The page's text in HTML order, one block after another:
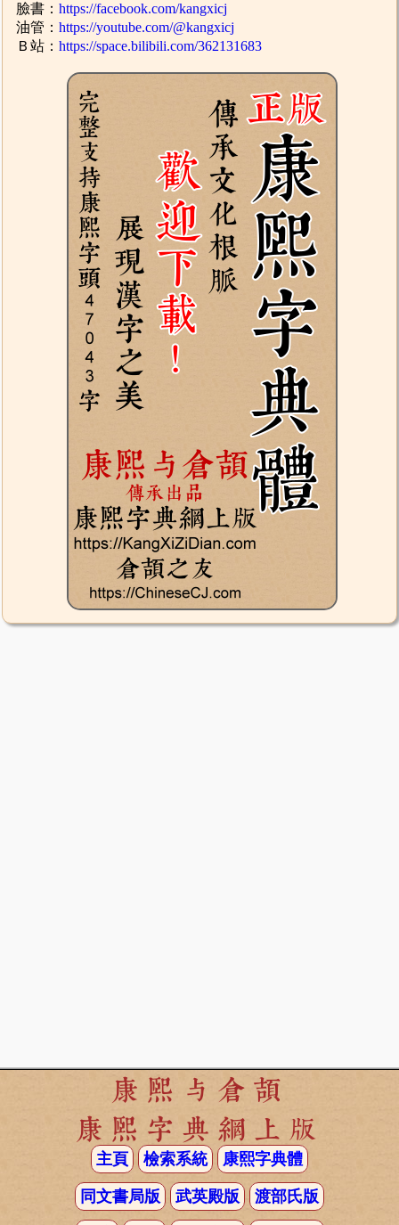
臉書：https://facebook.com/kangxicj
油管：https://youtube.com/@kangxicj
Ｂ站：https://space.bilibili.com/362131683
康熙与倉頡
康熙字典網上版
主頁 檢索系統 康熙字典體
同文書局版 武英殿版 渡部氏版